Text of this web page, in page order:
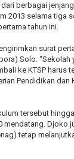
berbagai
2013 selama tiga
tahun ini.
surat
Solo. “Sekolah
ke KTSP harus
Pendidikan dan
tersebut
Djoko
tetap